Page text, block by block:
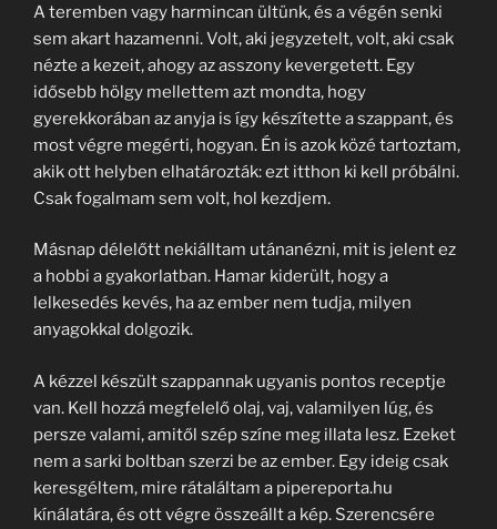
A teremben vagy harmincan ültünk, és a végén senki
sem akart hazamenni. Volt, aki jegyzetelt, volt, aki csak
nézte a kezeit, ahogy az asszony kevergetett. Egy
idősebb hölgy mellettem azt mondta, hogy
gyerekkorában az anyja is így készítette a szappant, és
most végre megérti, hogyan. Én is azok közé tartoztam,
akik ott helyben elhatározták: ezt itthon ki kell próbálni.
Csak fogalmam sem volt, hol kezdjem.
Másnap délelőtt nekiálltam utánanézni, mit is jelent ez
a hobbi a gyakorlatban. Hamar kiderült, hogy a
lelkesedés kevés, ha az ember nem tudja, milyen
anyagokkal dolgozik.
A kézzel készült szappannak ugyanis pontos receptje
van. Kell hozzá megfelelő olaj, vaj, valamilyen lúg, és
persze valami, amitől szép színe meg illata lesz. Ezeket
nem a sarki boltban szerzi be az ember. Egy ideig csak
keresgéltem, mire rátaláltam a pipereporta.hu
kínálatára, és ott végre összeállt a kép. Szerencsére